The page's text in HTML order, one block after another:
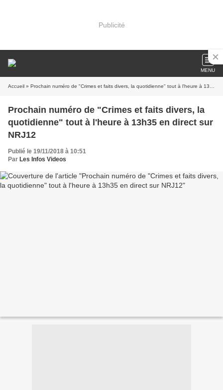
Publicité
MENU
Accueil » Prochain numéro de "Crimes et faits divers, la quotidienne" tout à l'heure à 13h35 en direct sur NRJ12
Prochain numéro de "Crimes et faits divers, la
quotidienne" tout à l'heure à 13h35 en direct sur
NRJ12
Publié le 19/11/2018 à 10:51
Par Les Infos Videos